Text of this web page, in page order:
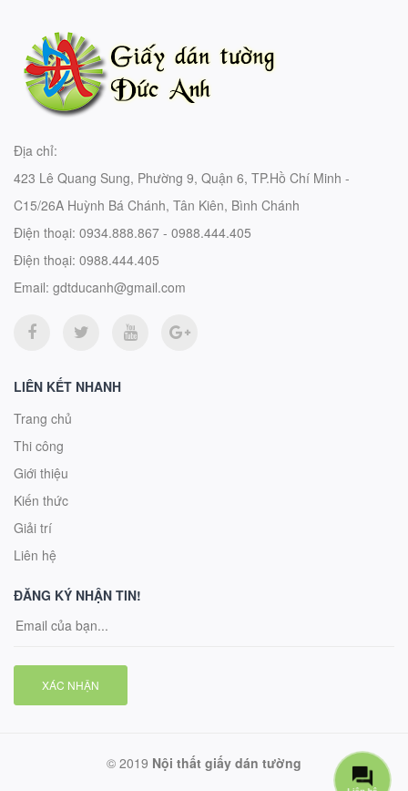
Địa chỉ:
423 Lê Quang Sung, Phường 9, Quận 6, TP.Hồ Chí Minh -
C15/26A Huỳnh Bá Chánh, Tân Kiên, Bình Chánh
Điện thoại: 0934.888.867 - 0988.444.405
Điện thoại: 0988.444.405
Email: gdtducanh@gmail.com
LIÊN KẾT NHANH
Trang chủ
Thi công
Giới thiệu
Kiến thức
Giải trí
Liên hệ
ĐĂNG KÝ NHẬN TIN!
XÁC NHẬN
© 2019 Nội thất giấy dán tường